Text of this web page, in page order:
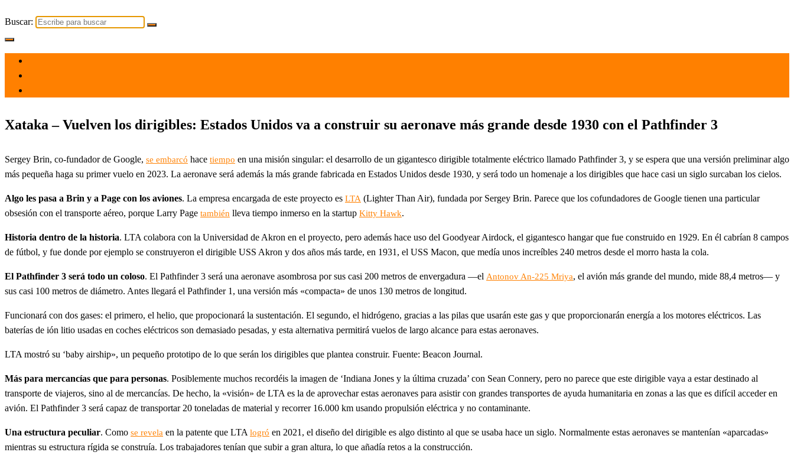
Buscar:
Xataka – Vuelven los dirigibles: Estados Unidos va a construir su aeronave más grande desde 1930 con el Pathfinder 3
Sergey Brin, co-fundador de Google, se embarcó hace tiempo en una misión singular: el desarrollo de un gigantesco dirigible totalmente eléctrico llamado Pathfinder 3, y se espera que una versión preliminar algo
más pequeña haga su primer vuelo en 2023. La aeronave será además la más grande fabricada en Estados Unidos desde 1930, y será todo un homenaje a los dirigibles que hace casi un siglo surcaban los cielos.
Algo les pasa a Brin y a Page con los aviones. La empresa encargada de este proyecto es LTA (Lighter Than Air), fundada por Sergey Brin. Parece que los cofundadores de Google tienen una particular
obsesión con el transporte aéreo, porque Larry Page también lleva tiempo inmerso en la startup Kitty Hawk.
Historia dentro de la historia. LTA colabora con la Universidad de Akron en el proyecto, pero además hace uso del Goodyear Airdock, el gigantesco hangar que fue construido en 1929. En él cabrían 8 campos
de fútbol, y fue donde por ejemplo se construyeron el dirigible USS Akron y dos años más tarde, en 1931, el USS Macon, que medía unos increíbles 240 metros desde el morro hasta la cola.
El Pathfinder 3 será todo un coloso. El Pathfinder 3 será una aeronave asombrosa por sus casi 200 metros de envergadura —el Antonov An-225 Mriya, el avión más grande del mundo, mide 88,4 metros— y
sus casi 100 metros de diámetro. Antes llegará el Pathfinder 1, una versión más «compacta» de unos 130 metros de longitud.
Funcionará con dos gases: el primero, el helio, que propocionará la sustentación. El segundo, el hidrógeno, gracias a las pilas que usarán este gas y que proporcionarán energía a los motores eléctricos. Las
baterías de ión litio usadas en coches eléctricos son demasiado pesadas, y esta alternativa permitirá vuelos de largo alcance para estas aeronaves.
LTA mostró su ‘baby airship», un pequeño prototipo de lo que serán los dirigibles que plantea construir. Fuente: Beacon Journal.
Más para mercancías que para personas. Posiblemente muchos recordéis la imagen de ‘Indiana Jones y la última cruzada’ con Sean Connery, pero no parece que este dirigible vaya a estar destinado al
transporte de viajeros, sino al de mercancías. De hecho, la «visión» de LTA es la de aprovechar estas aeronaves para asistir con grandes transportes de ayuda humanitaria en zonas a las que es difícil acceder en
avión. El Pathfinder 3 será capaz de transportar 20 toneladas de material y recorrer 16.000 km usando propulsión eléctrica y no contaminante.
Una estructura peculiar. Como se revela en la patente que LTA logró en 2021, el diseño del dirigible es algo distinto al que se usaba hace un siglo. Normalmente estas aeronaves se mantenían «aparcadas»
mientras su estructura rígida se construía. Los trabajadores tenían que subir a gran altura, lo que añadía retos a la construcción.